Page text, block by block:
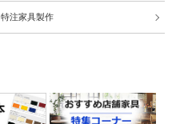
特注家具製作